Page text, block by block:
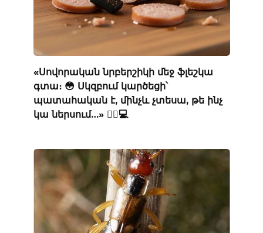
«Սովորական նրբերշիկի մեջ ֆլեշկա
գտա։ 😳 Սկզբում կարծեցի՝
պատահական է, մինչև չտեսա, թե ինչ
կա ներսում…» 🕵️‍♂️💻